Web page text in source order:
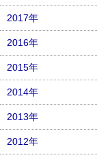
2017年
2016年
2015年
2014年
2013年
2012年